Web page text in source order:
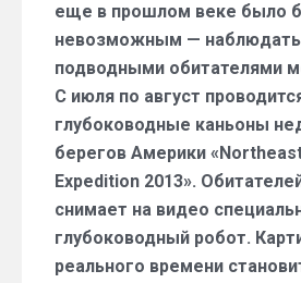
еще в прошлом веке было
невозможным —
подводными обитателями
С июля по август
глубоководные каньоны
берегов Америки
Expedition 2013».
снимает на видео
глубоководный робот.
реального времени